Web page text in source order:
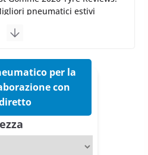
Cinturato 2026: due
il salto tecnico del
P Zero Trofeo RS: per
da battere
per la
con